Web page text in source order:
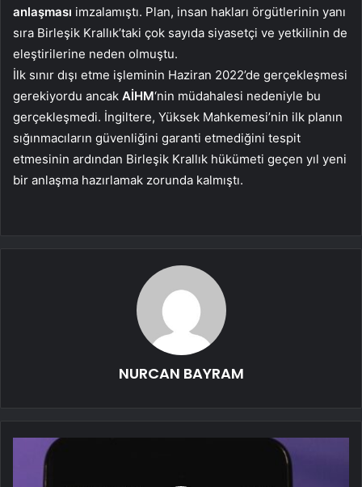
anlaşması imzalamıştı. Plan, insan hakları örgütlerinin yanı
sıra Birleşik Krallık’taki çok sayıda siyasetçi ve yetkilinin de
eleştirilerine neden olmuştu.
İlk sınır dışı etme işleminin Haziran 2022’de gerçekleşmesi
gerekiyordu ancak AİHM‘nin müdahalesi nedeniyle bu
gerçekleşmedi. İngiltere, Yüksek Mahkemesi’nin ilk planın
sığınmacıların güvenliğini garanti etmediğini tespit
etmesinin ardından Birleşik Krallık hükümeti geçen yıl yeni
bir anlaşma hazırlamak zorunda kalmıştı.
NURCAN BAYRAM